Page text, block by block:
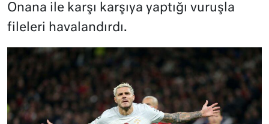
Onana ile karşı karşıya yaptığı vuruşla
fileleri havalandırdı.